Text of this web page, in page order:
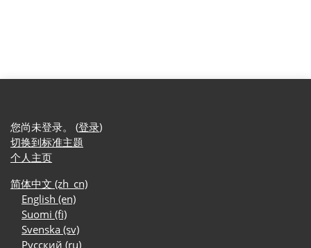
您尚未登录。 (登录)
切换到标准主题
个人主页
简体中文 ‎(zh_cn)‎
English ‎(en)‎
Suomi ‎(fi)‎
Svenska ‎(sv)‎
Русский ‎(ru)‎